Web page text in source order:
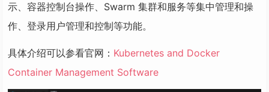
示、容器控制台操作、Swarm 集群和服务等集中管理和操
作、登录用户管理和控制等功能。
具体介绍可以参看官网： Kubernetes and Docker
Container Management Software